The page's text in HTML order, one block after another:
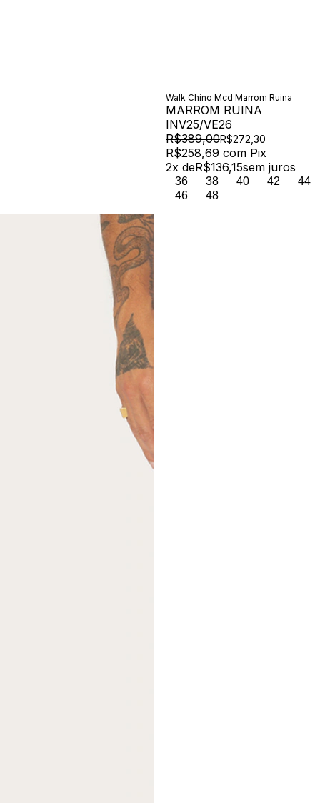
Walk Chino Mcd Marrom Ruina
MARROM RUINA
INV25/VE26
R$389,00R$272,30
R$258,69 com Pix
2x deR$136,15sem juros
36 38 40 42
44
46
48